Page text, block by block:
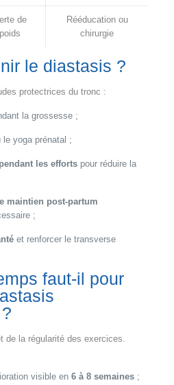
de
poids
Rééducation ou
chirurgie
le diastasis ?
protectrices du tronc :
la grossesse ;
le yoga prénatal ;
les effortspour réduire la
maintien post-partum
;
et renforcer le transverse
faut-il pour
de la régularité des exercices.
visible en 6 à 8 semaines;